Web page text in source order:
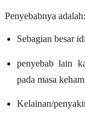
Penyebabnya adalah:
Sebagian besar
penyebab lain
pada masa
Kelainan/